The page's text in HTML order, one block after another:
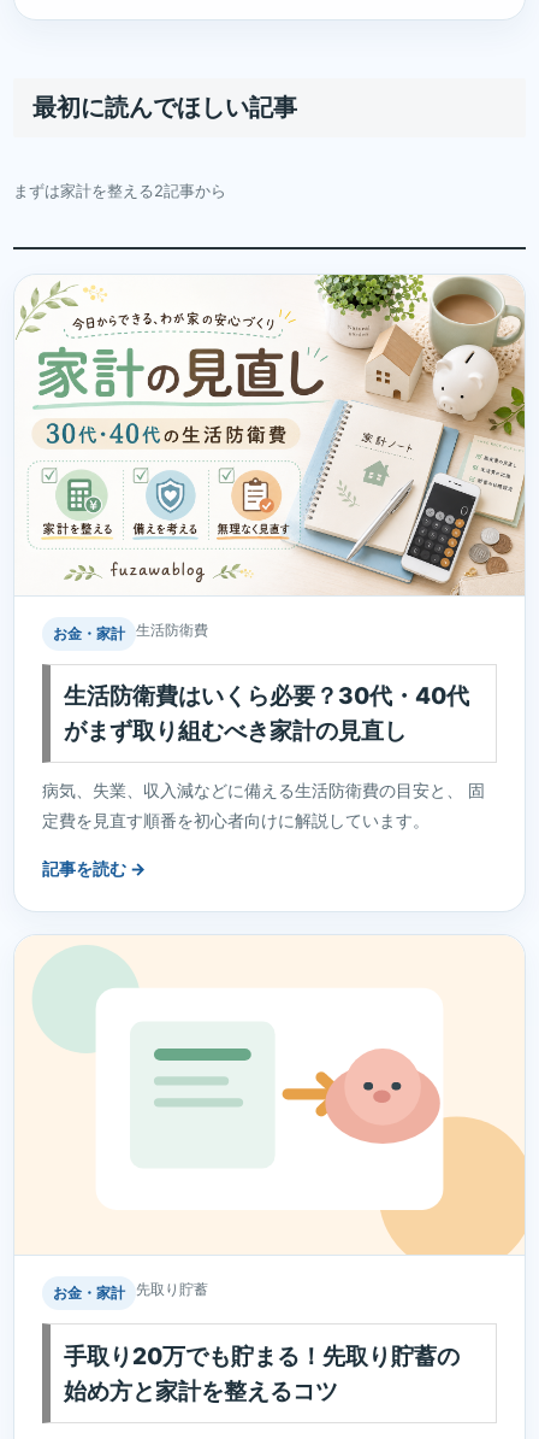
最初に読んでほしい記事
まずは家計を整える2記事から
お金・家計 生活防衛費
生活防衛費はいくら必要？30代・40代
がまず取り組むべき家計の見直し
病気、失業、収入減などに備える生活防衛費の目安と、 固
定費を見直す順番を初心者向けに解説しています。
記事を読む →
お金・家計 先取り貯蓄
手取り20万でも貯まる！先取り貯蓄の
始め方と家計を整えるコツ